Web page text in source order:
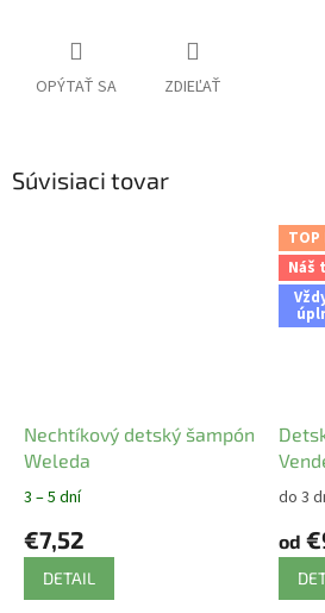
OPÝTAŤ SA ZDIEĽAŤ
Súvisiaci tovar
Nechtíkový detský šampón
Weleda
3 – 5 dní
€7,52
DETAIL
TOP
Náš
do 3
od